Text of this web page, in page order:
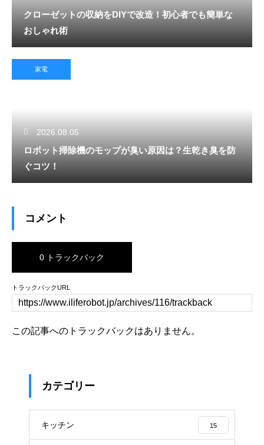
クローゼットの収納をDIYで改造！初心者でも簡単な
おしゃれ術
家電
2026.08.05
ロボット掃除機のモップが臭い原因は？生乾き臭を防
ぐコツ！
コメント
0 トラックバック
トラックバックURL
この記事へのトラックバックはありません。
カテゴリー
キッチン 15